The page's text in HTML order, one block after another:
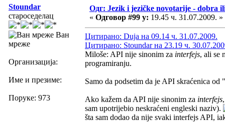
Stoundar
староседелац
Ван
мреже
Организација:
Име и презиме:
Поруке: 973
Одг: Jezik i jezičke novotarije - dobra
« Одговор #99 у: 19.45 ч. 31.07.2009. »
Цитирано: Duja на 09.14 ч. 31.07.2009.
Цитирано: Stoundar на 23.19 ч.
Miloše: API nije sinonim za interfejs, ali se
programiranju.
Samo da podsetim da je API skraćenica
Ako kažem da API nije sinonim za interfejs
sam upotrijebio neskraćeni engleski naziv).
šta sam dodao da nije svaki interfejs API,